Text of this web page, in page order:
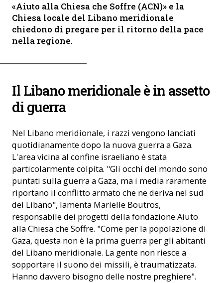
«Aiuto alla Chiesa che Soffre (ACN)» e la
Chiesa locale del Libano meridionale
chiedono di pregare per il ritorno della pace
nella regione.
Il Libano meridionale è in assetto
di guerra
Nel Libano meridionale, i razzi vengono lanciati
quotidianamente dopo la nuova guerra a Gaza.
L'area vicina al confine israeliano è stata
particolarmente colpita. "Gli occhi del mondo sono
puntati sulla guerra a Gaza, ma i media raramente
riportano il conflitto armato che ne deriva nel sud
del Libano", lamenta Marielle Boutros,
responsabile dei progetti della fondazione Aiuto
alla Chiesa che Soffre. "Come per la popolazione di
Gaza, questa non è la prima guerra per gli abitanti
del Libano meridionale. La gente non riesce a
sopportare il suono dei missili, è traumatizzata.
Hanno davvero bisogno delle nostre preghiere".